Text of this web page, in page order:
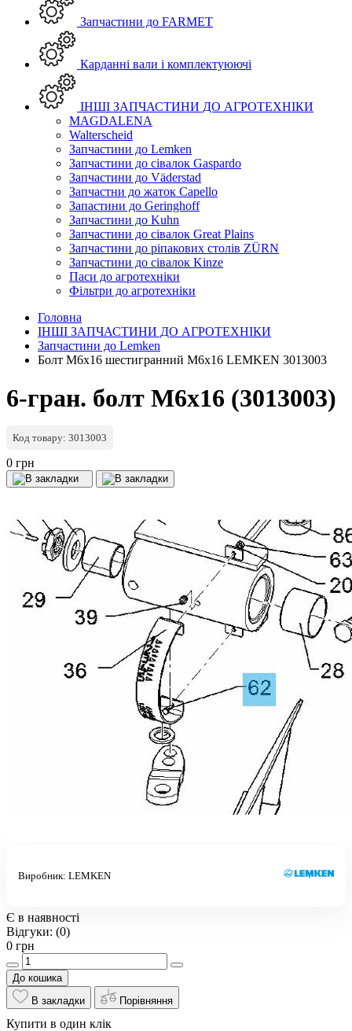
Запчастини до FARMET
Карданні вали і комплектуюючі
ІНШІ ЗАПЧАСТИНИ ДО АГРОТЕХНІКИ
MAGDALENA
Walterscheid
Запчастини до Lemken
Запчастини до сівалок Gaspardo
Запчастини до Väderstad
Запчастни до жаток Capello
Запастини до Geringhoff
Запчастини до Kuhn
Запчастини до сівалок Great Plains
Запчастини до ріпакових столів ZÜRN
Запчастини до сівалок Kinze
Паси до агротехніки
Фільтри до агротехніки
Головна
ІНШІ ЗАПЧАСТИНИ ДО АГРОТЕХНІКИ
Запчастини до Lemken
Болт М6х16 шестигранний M6x16 LEMKEN 3013003
6-гран. болт M6x16 (3013003)
Код товару: 3013003
0 грн
Виробник: LEMKEN
Є в наявності
Відгуки: (0)
0 грн
До кошика
В закладки
Порівняння
Купити в один клік